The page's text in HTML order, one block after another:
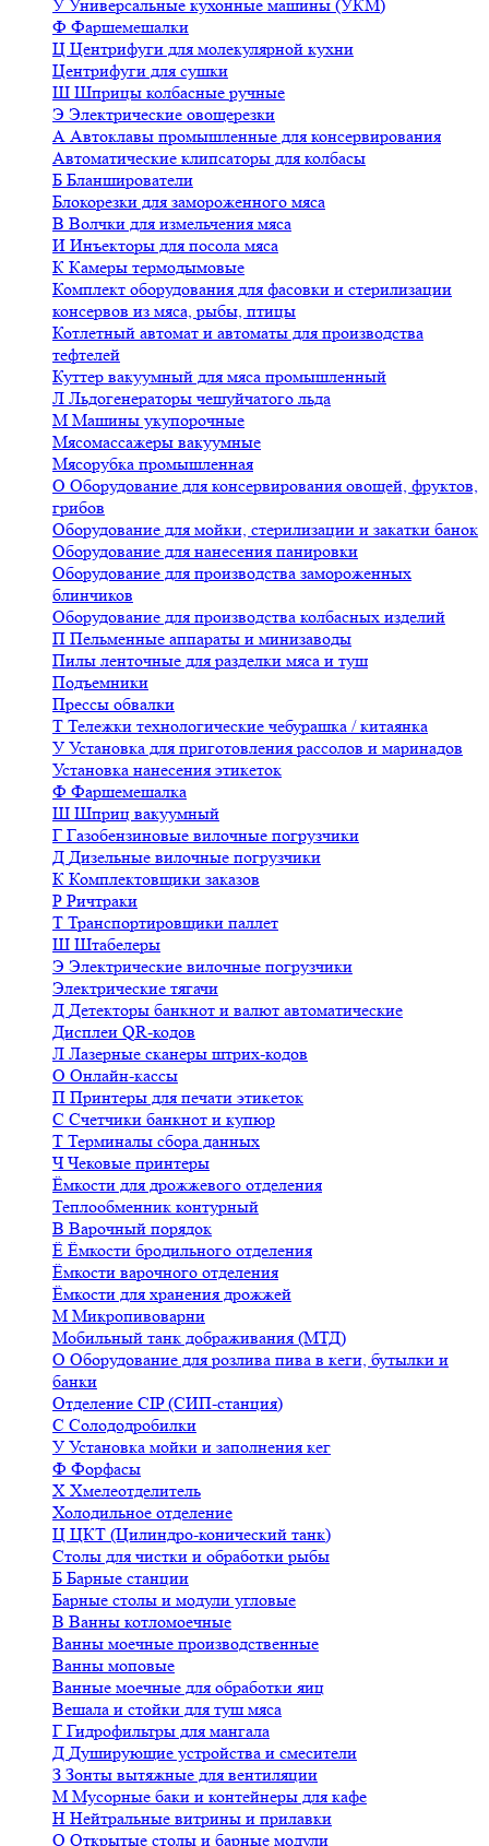
У Универсальные кухонные машины (УКМ)
Ф Фаршемешалки
Ц Центрифуги для молекулярной кухни
Центрифуги для сушки
Ш Шприцы колбасные ручные
Э Электрические овощерезки
А Автоклавы промышленные для консервирования
Автоматические клипсаторы для колбасы
Б Бланширователи
Блокорезки для замороженного мяса
В Волчки для измельчения мяса
И Инъекторы для посола мяса
К Камеры термодымовые
Комплект оборудования для фасовки и стерилизации
консервов из мяса, рыбы, птицы
Котлетный автомат и автоматы для производства
тефтелей
Куттер вакуумный для мяса промышленный
Л Льдогенераторы чешуйчатого льда
М Машины укупорочные
Мясомассажеры вакуумные
Мясорубка промышленная
О Оборудование для консервирования овощей, фруктов,
грибов
Оборудование для мойки, стерилизации и закатки банок
Оборудование для нанесения панировки
Оборудование для производства замороженных
блинчиков
Оборудование для производства колбасных изделий
П Пельменные аппараты и минизаводы
Пилы ленточные для разделки мяса и туш
Подъемники
Прессы обвалки
Т Тележки технологические чебурашка / китаянка
У Установка для приготовления рассолов и маринадов
Установка нанесения этикеток
Ф Фаршемешалка
Ш Шприц вакуумный
Г Газобензиновые вилочные погрузчики
Д Дизельные вилочные погрузчики
К Комплектовщики заказов
Р Ричтраки
Т Транспортировщики паллет
Ш Штабелеры
Э Электрические вилочные погрузчики
Электрические тягачи
Д Детекторы банкнот и валют автоматические
Дисплеи QR-кодов
Л Лазерные сканеры штрих-кодов
О Онлайн-кассы
П Принтеры для печати этикеток
С Счетчики банкнот и купюр
Т Терминалы сбора данных
ЧЧековые принтеры
Ёмкости для дрожжевого отделения
Теплообменник контурный
В Варочный порядок
Ё Ёмкости бродильного отделения
Ёмкости варочного отделения
Ёмкости для хранения дрожжей
М Микропивоварни
Мобильный танк дображивания (МТД)
О Оборудование для розлива пива в кеги, бутылки и
банки
Отделение CIP (СИП-станция)
С Солододробилки
У Установка мойки и заполнения кег
Ф Форфасы
Х Хмелеотделитель
Холодильное отделение
Ц ЦКТ (Цилиндро-конический танк)
Столы для чистки и обработки рыбы
Б Барные станции
Барные столы и модули угловые
В Ванны котломоечные
Ванны моечные производственные
Ванны моповые
Ванные моечные для обработки яиц
Вешала и стойки для туш мяса
Г Гидрофильтры для мангала
Д Душирующие устройства и смесители
З Зонты вытяжные для вентиляции
М Мусорные баки и контейнеры для кафе
Н Нейтральные витрины и прилавки
О Открытые столы и барные модули